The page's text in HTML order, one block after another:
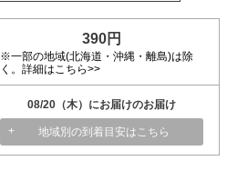
390円
※一部の地域(北海道・沖縄・離島)は除
く。詳細はこちら>>
08/20（木）
地域別の到着目安はこちら